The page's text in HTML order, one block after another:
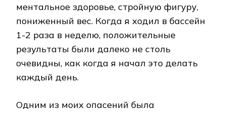
ментальное здоровье, стройную фигуру,
пониженный вес. Когда я ходил в бассейн
1-2 раза в неделю, положительные
результаты были далеко не столь
очевидны, как когда я начал это делать
каждый день.
Одним из моих опасений была